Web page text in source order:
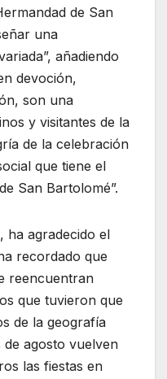
de San
una
añadiendo
devoción,
son una
y visitantes de la
de la celebración
que tiene el
San Bartolomé”.
ha agradecido el
recordado que
reencuentran
que tuvieron que
de la geografía
agosto vuelven
las fiestas en